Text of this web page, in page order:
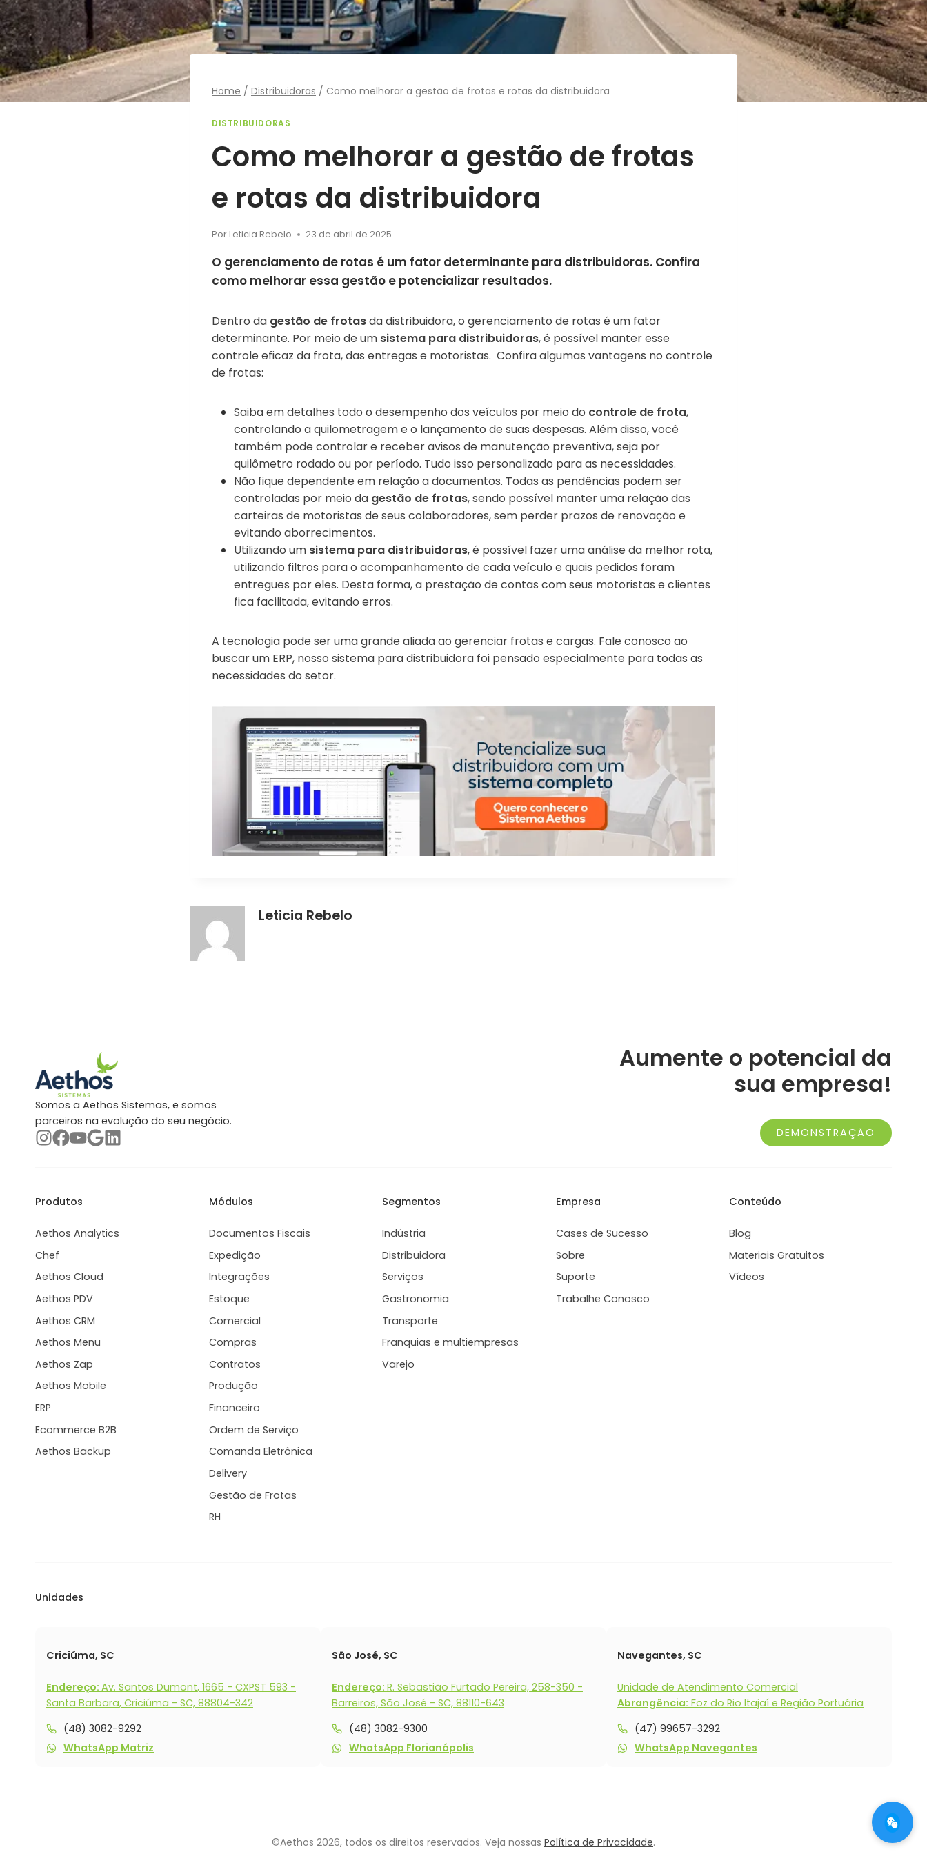
Home / Distribuidoras / Como melhorar a gestão de frotas e rotas da distribuidora
DISTRIBUIDORAS
Como melhorar a gestão de frotas
e rotas da distribuidora
PorLeticia Rebelo 23 de abril de 2025
O gerenciamento de rotas é um fator determinante para distribuidoras. Confira
como melhorar essa gestão e potencializar resultados.
Dentro da gestão de frotasda distribuidora, o gerenciamento de rotas é um fator
determinante. Por meio de um sistema para distribuidoras, é possível manter esse
controle eficaz da frota, das entregas e motoristas. Confira algumas vantagens no controle
de frotas:
Saiba em detalhes todo o desempenho dos veículos por meio do controle de frota,
controlando a quilometragem e o lançamento de suas despesas. Além disso, você
também pode controlar e receber avisos de manutenção preventiva, seja por
quilômetro rodado ou por período. Tudo isso personalizado para as necessidades.
Não fique dependente em relação a documentos. Todas as pendências podem ser
controladas por meio da gestão de frotas, sendo possível manter uma relação das
carteiras de motoristas de seus colaboradores, sem perder prazos de renovação e
evitando aborrecimentos.
Utilizando um sistema para distribuidoras, é possível fazer uma análise da melhor rota,
utilizando filtros para o acompanhamento de cada veículo e quais pedidos foram
entregues por eles. Desta forma, a prestação de contas com seus motoristas e clientes
fica facilitada, evitando erros.
A tecnologia pode ser uma grande aliada ao gerenciar frotas e cargas. Fale conosco ao
buscar um ERP, nosso sistema para distribuidora foi pensado especialmente para todas as
necessidades do setor.
Leticia Rebelo
Somos a Aethos Sistemas, e somos
parceiros na evolução do seu negócio.
Aumente o potencial da
sua empresa!
DEMONSTRAÇÃO
Produtos
Aethos Analytics
Chef
Aethos Cloud
Aethos PDV
Aethos CRM
Aethos Menu
Aethos Zap
Aethos Mobile
ERP
Ecommerce B2B
Aethos Backup
Módulos
Documentos Fiscais
Expedição
Integrações
Estoque
Comercial
Compras
Contratos
Produção
Financeiro
Ordem de Serviço
Comanda Eletrônica
Delivery
Gestão de Frotas
RH
Segmentos
Indústria
Distribuidora
Serviços
Gastronomia
Transporte
Franquias e multiempresas
Varejo
Empresa
Cases de Sucesso
Sobre
Suporte
Trabalhe Conosco
Conteúdo
Blog
Materiais Gratuitos
Vídeos
Unidades
Criciúma, SC
Endereço: Av. Santos Dumont, 1665 - CXPST 593 -
Santa Barbara, Criciúma - SC, 88804-342
(48) 3082-9292
WhatsApp Matriz
São José, SC
Endereço: R. Sebastião Furtado Pereira, 258-350 -
Barreiros, São José - SC, 88110-643
(48) 3082-9300
WhatsApp Florianópolis
Navegantes, SC
Unidade de Atendimento Comercial
Abrangência: Foz do Rio Itajaí e Região Portuária
(47) 99657-3292
WhatsApp Navegantes
©Aethos 2026, todos os direitos reservados. Veja nossas Política de Privacidade.